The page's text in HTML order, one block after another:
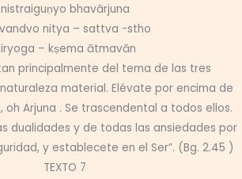
nistraiguṇyo bhavārjuna
nitya – sattva -stho
– kṣema ātmavān
principalmente del tema de las tres
material. Elévate por encima de
oh Arjuna . Se trascendental a todos ellos.
dualidades y de todas las ansiedades por
y establecete en el Ser”. (Bg. 2.45 )
TEXTO 7